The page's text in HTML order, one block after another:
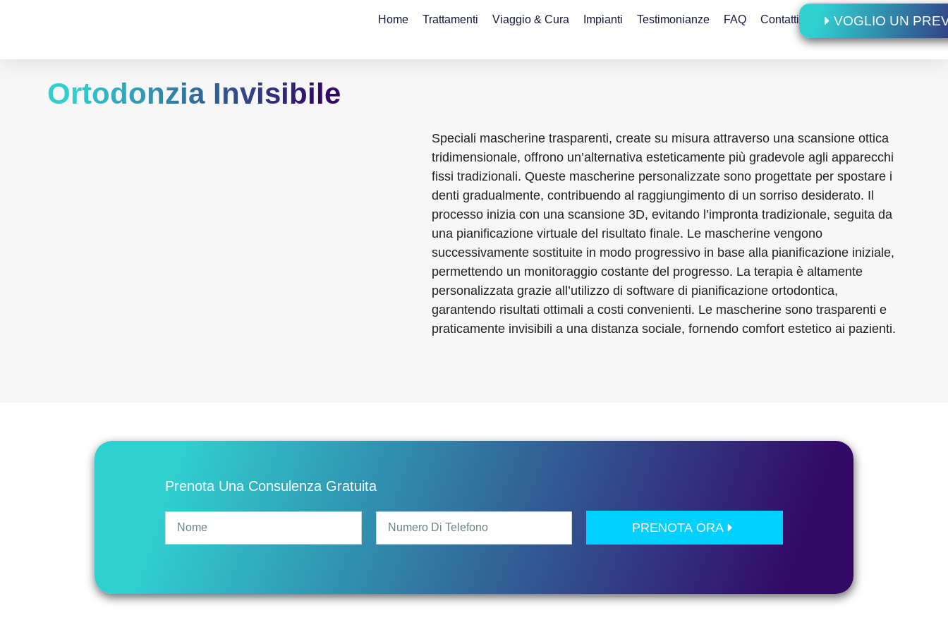
Home Trattamenti Viaggio & Cura Impianti Testimonianze FAQ Contatti VOGLIO UN
Ortodonzia Invisibile
Speciali mascherine trasparenti, create su misura attraverso una scansione ottica
tridimensionale, offrono un’alternativa esteticamente più gradevole agli apparecchi
fissi tradizionali. Queste mascherine personalizzate sono progettate per spostare i
denti gradualmente, contribuendo al raggiungimento di un sorriso desiderato. Il
processo inizia con una scansione 3D, evitando l’impronta tradizionale, seguita da
una pianificazione virtuale del risultato finale. Le mascherine vengono
successivamente sostituite in modo progressivo in base alla pianificazione iniziale,
permettendo un monitoraggio costante del progresso. La terapia è altamente
personalizzata grazie all’utilizzo di software di pianificazione ortodontica,
garantendo risultati ottimali a costi convenienti. Le mascherine sono trasparenti e
praticamente invisibili a una distanza sociale, fornendo comfort estetico ai pazienti.
Prenota Una Consulenza Gratuita
PRENOTA ORA